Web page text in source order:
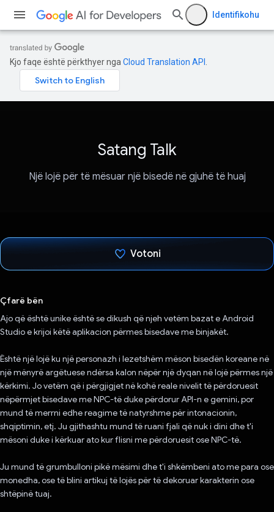
Identifikohu
Kjo faqe është përkthyer nga Cloud Translation API
Satang Talk
Një lojë për të mësuar një bisedë në gjuhë të huaj
Votoni
Çfarë bën
Ajo që është unike është se dikush që njeh vetëm bazat e Android
Studio e krijoi këtë aplikacion përmes bisedave me binjakët.
Është një lojë ku një personazh i lezetshëm mëson bisedën koreane në
një mënyrë argëtuese ndërsa kalon nëpër një dyqan në lojë përmes një
kërkimi. Jo vetëm që i përgjigjet në kohë reale nivelit të përdoruesit
nëpërmjet bisedave me NPC-të duke përdorur API-n e gemini, por
mund të merrni edhe reagime të natyrshme për intonacionin,
shqiptimin, etj. Ju gjithashtu mund të ruani fjali që nuk i dini dhe t'i
mësoni duke i kërkuar ato kur flisni me përdoruesit ose NPC-të.
Ju mund të grumbulloni pikë mësimi dhe t'i shkëmbeni ato me para ose
monedha, ose të blini artikuj të lojës për të dekoruar karakterin ose
shtëpinë tuaj.